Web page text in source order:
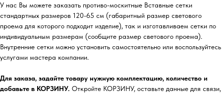
У нас Вы можете заказать противо-москитные Вставные сетки
стандартных размеров 120-65 см (габаритный размер светового
проема для которого подходит изделие), так и изготавливаем сетки по
индивидуальным размерам (сообщите размер светового проема).
Внутренние сетки можно установить самостоятельно или воспользуйтесь
услугами мастера компании.
Для заказа, задайте товару нужную комплектацию, количество и
добавьте в КОРЗИНУ. Откройте КОРЗИНУ, оставьте данные для связи,